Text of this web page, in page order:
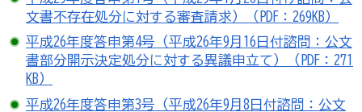
文書不存在処分に対する審査請求）（PDF：269KB）
平成26年度答申第4号（平成26年9月16日付諮問：公文
書部分開示決定処分に対する異議申立て）（PDF：271
KB）
平成26年度答申第3号（平成26年9月8日付諮問：公文